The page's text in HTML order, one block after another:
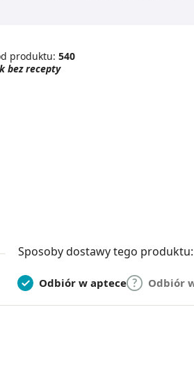
produktu: 540
bez recepty
Sposoby dostawy tego produktu:
Odbiór w aptece Odbiór